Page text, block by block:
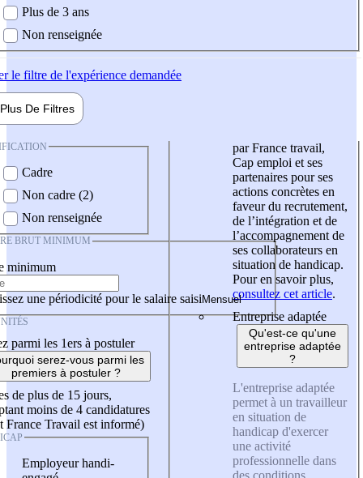
Plus de 3 ans
Non renseignée
le filtre de l'expérience demandée
Plus De Filtres
Cadre
Non cadre (2)
Non renseignée
BRUT MINIMUM
minimum
une périodicité pour le salaire saisi
parmi les 1ers à postuler
serez-vous parmi les
premiers à postuler ?
de plus de 15 jours,
moins de 4 candidatures
France Travail est informé)
Employeur handi-
par France travail,
Cap emploi et ses
partenaires pour ses
actions concrètes en
faveur du recrutement,
de l’intégration et de
l’accompagnement de
ses collaborateurs en
situation de handicap.
Pour en savoir plus,
consultez cet article.
Entreprise adaptée
Qu'est-ce qu'une
entreprise adaptée
?
L'entreprise adaptée
permet à un travailleur
en situation de
handicap d'exercer
une activité
professionnelle dans
des conditions